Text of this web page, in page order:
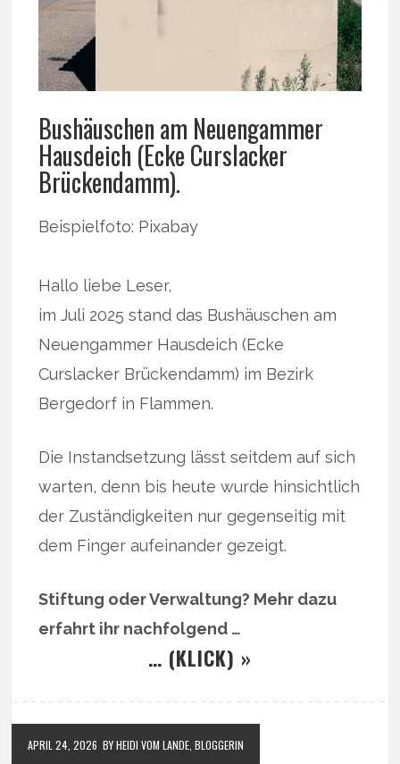
Bushäuschen am Neuengammer
Hausdeich (Ecke Curslacker
Brückendamm).
Beispielfoto: Pixabay
Hallo liebe Leser,
im Juli 2025 stand das Bushäuschen am
Neuengammer Hausdeich (Ecke
Curslacker Brückendamm) im Bezirk
Bergedorf in Flammen.
Die Instandsetzung lässt seitdem auf sich
warten, denn bis heute wurde hinsichtlich
der Zuständigkeiten nur gegenseitig mit
dem Finger aufeinander gezeigt.
Stiftung oder Verwaltung? Mehr dazu
erfahrt ihr nachfolgend …
… (KLICK) »
APRIL 24, 2026 BY HEIDI VOM LANDE, BLOGGERIN